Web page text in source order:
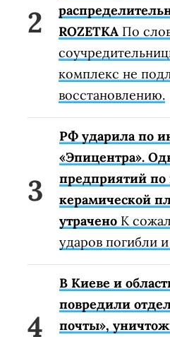
ROZETKA По
комплекс не
восстановлению.
РФ ударила по
«Эпицентра».
предприятий по
керамической
утрачено К
ударов погибли
В Киеве и
повредили
почты»,